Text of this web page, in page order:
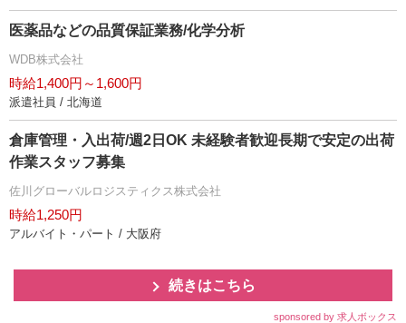
医薬品などの品質保証業務/化学分析
WDB株式会社
時給1,400円～1,600円
派遣社員 / 北海道
倉庫管理・入出荷/週2日OK 未経験者歓迎長期で安定の出荷
作業スタッフ募集
佐川グローバルロジスティクス株式会社
時給1,250円
アルバイト・パート / 大阪府
続きはこちら
sponsored by 求人ボックス